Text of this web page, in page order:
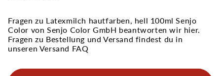
Fragen zu Latexmilch hautfarben, hell 100ml Senjo
Color von Senjo Color GmbH beantworten wir hier.
Fragen zu Bestellung und Versand findest du in
unseren Versand FAQ